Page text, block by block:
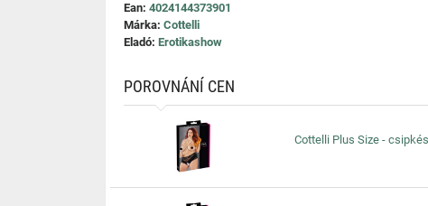
Ean: 4024144373901
Márka: Cottelli
Eladó: Erotikashow
POROVNÁNÍ CEN
Cottelli Plus Size -